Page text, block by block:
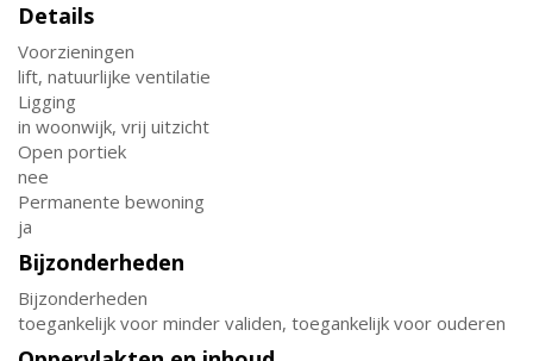
Details
Voorzieningen
lift, natuurlijke ventilatie
Ligging
in woonwijk, vrij uitzicht
Open portiek
nee
Permanente bewoning
ja
Bijzonderheden
Bijzonderheden
toegankelijk voor minder validen, toegankelijk voor ouderen